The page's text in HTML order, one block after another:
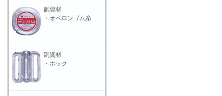
副資材
・オペロンゴム糸
副資材
・ホック